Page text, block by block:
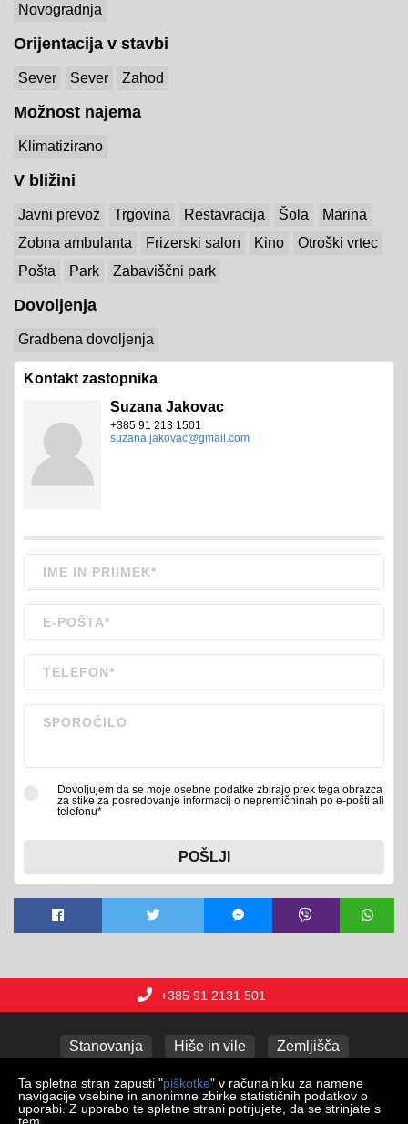
Novogradnja
Orijentacija v stavbi
Sever Sever Zahod
Možnost najema
Klimatizirano
V bližini
Javni prevoz Trgovina Restavracija Šola
Marina
Zobna ambulanta
Frizerski salon Kino
Otroški vrtec
Pošta
Park Zabaviščni park
Dovoljenja
Gradbena dovoljenja
Kontakt zastopnika
Suzana Jakovac
+385 91 213 1501
suzana.jakovac@gmail.com
Dovoljujem da se moje osebne podatke zbirajo prek tega obrazca
za stike za posredovanje informacij o nepremičninah po e-pošti ali
telefonu*
POŠLJI
+385 91 2131 501
Stanovanja Hiše in vile Zemljišča
Poslovni prostori Apartmaji Garaže
Ta spletna stran zapusti "piškotke" v računalniku za namene
navigacije vsebine in anonimne zbirke statističnih podatkov o
uporabi. Z uporabo te spletne strani potrjujete, da se strinjate s